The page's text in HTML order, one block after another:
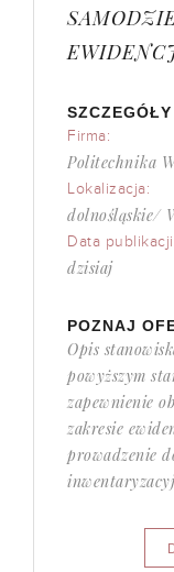
Firma:
Politechnika
Lokalizacja:
dolnośląskie/
Data
dzisiaj
POZNAJ
Opis
powyższym
zapewnienie
zakresie
prowadzenie